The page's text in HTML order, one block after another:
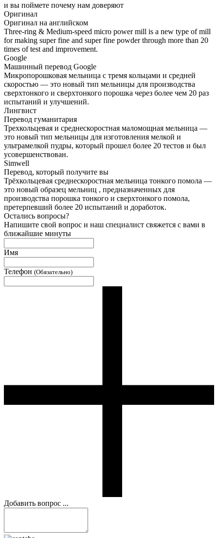
и вы поймете почему нам доверяют
Оригинал
Оригинал на английском
Three-ring & Medium-speed micro power mill is a new type of mill
for making super fine and super fine powder through more than 20
times of test and improvement.
Google
Машинный перевод Google
Микропорошковая мельница с тремя кольцами и средней
скоростью — это новый тип мельницы для производства
сверхтонкого и сверхтонкого порошка через более чем 20 раз
испытаний и улучшений.
Лингвист
Перевод гуманитария
Трехкольцевая и среднескоростная маломощная мельница —
это новый тип мельницы для изготовления мелкой и
ультрамелкой пудры, который прошел более 20 тестов и был
усовершенствован.
Simwell
Перевод, который получите вы
Трёхкольцевая среднескоростная мельница тонкого помола —
это новый образец мельниц , предназначенных для
производства порошка тонкого и сверхтонкого помола,
претерпевший более 20 испытаний и доработок.
Остались вопросы?
Напишите свой вопрос и наш специалист свяжется с вами в
ближайшие минуты
Имя
Телефон (Обязательно)
Добавить вопрос ...